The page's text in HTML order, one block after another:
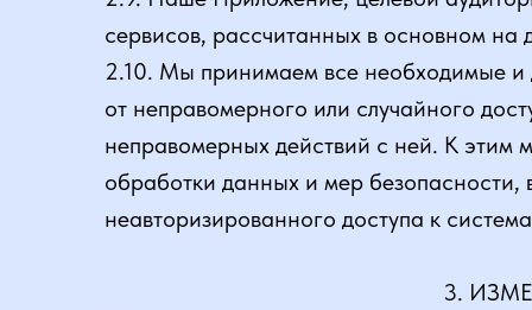
сервисов, рассчитанных в основном на
2.10. Мы принимаем все необходимые и
от неправомерного или случайного
неправомерных действий с ней. К этим
обработки данных и мер
неавторизированного доступа к
3.